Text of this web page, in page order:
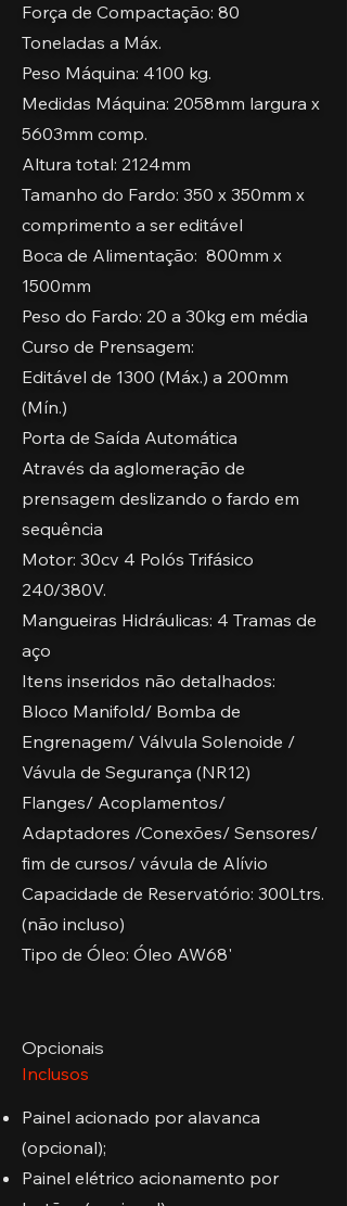
Força de Compactação: 80
Toneladas a Máx.
Peso Máquina: 4100 kg.
Medidas Máquina: 2058mm largura x
5603mm comp.
Altura total: 2124mm
Tamanho do Fardo: 350 x 350mm x
comprimento a ser editável
Boca de Alimentação: 800mm x
1500mm
Peso do Fardo: 20 a 30kg em média
Curso de Prensagem:
Editável de 1300 (Máx.) a 200mm
(Mín.)
Porta de Saída Automática
Através da aglomeração de
prensagem deslizando o fardo em
sequência
Motor: 30cv 4 Polós Trifásico
240/380V.
Mangueiras Hidráulicas: 4 Tramas de
aço
Itens inseridos não detalhados:
Bloco Manifold/ Bomba de
Engrenagem/ Válvula Solenoide /
Vávula de Segurança (NR12)
Flanges/ Acoplamentos/
Adaptadores /Conexões/ Sensores/
fim de cursos/ vávula de Alívio
Capacidade de Reservatório: 300Ltrs.
(não incluso)
Tipo de Óleo: Óleo AW68'
Opcionais
Inclusos
Painel acionado por alavanca
(opcional);
Painel elétrico acionamento por